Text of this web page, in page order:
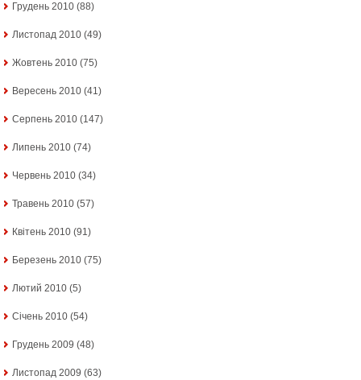
Грудень 2010 (88)
Листопад 2010 (49)
Жовтень 2010 (75)
Вересень 2010 (41)
Серпень 2010 (147)
Липень 2010 (74)
Червень 2010 (34)
Травень 2010 (57)
Квітень 2010 (91)
Березень 2010 (75)
Лютий 2010 (5)
Січень 2010 (54)
Грудень 2009 (48)
Листопад 2009 (63)